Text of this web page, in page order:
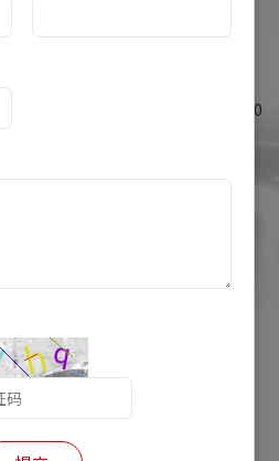
C便携式适配器支持QC4.0和PD3.0
和高可靠性等特性，适用于手机和
品特征